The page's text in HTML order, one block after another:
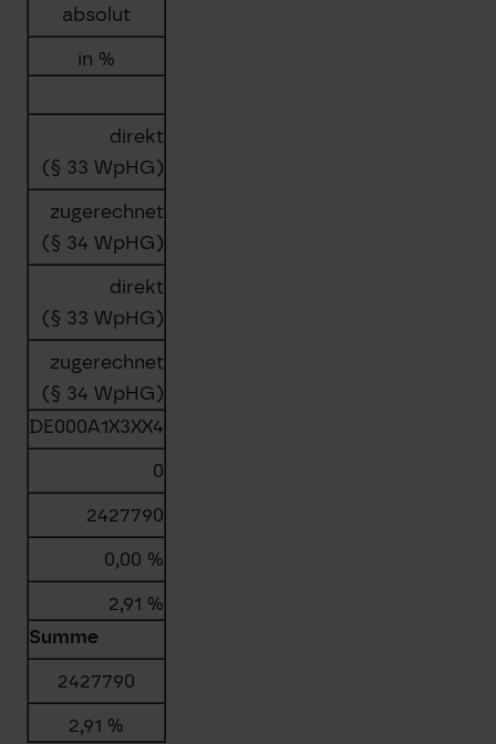
absolut
in %
direkt
(§ 33 WpHG)
zugerechnet
(§ 34 WpHG)
direkt
(§ 33 WpHG)
zugerechnet
(§ 34 WpHG)
DE000A1X3XX4
0
2427790
0,00 %
2,91 %
Summe
2427790
2,91 %